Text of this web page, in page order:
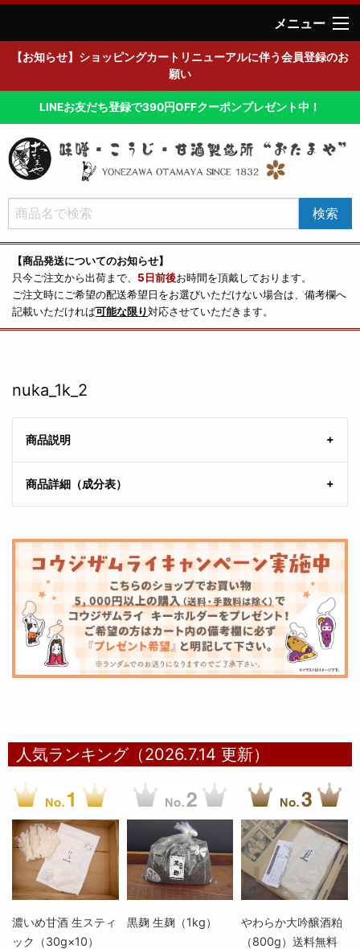
メニュー
【お知らせ】ショッピングカートリニューアルに伴う会員登録のお
願い
LINEお友だち登録で390円OFFクーポンプレゼント中！
【商品発送についてのお知らせ】
只今ご注文から出荷まで、 5日前後お時間を頂戴しております。
ご注文時にご希望の配送希望日をお選びいただけない場合は、備考欄へ
記載いただければ可能な限り対応させていただきます。
nuka_1k_2
商品説明
商品詳細（成分表）
人気ランキング（2026.7.14 更新）
濃いめ甘酒 生スティ
ック（30g×10）
黒麹 生麹（1kg）
やわらか大吟醸酒粕
（800g）送料無料